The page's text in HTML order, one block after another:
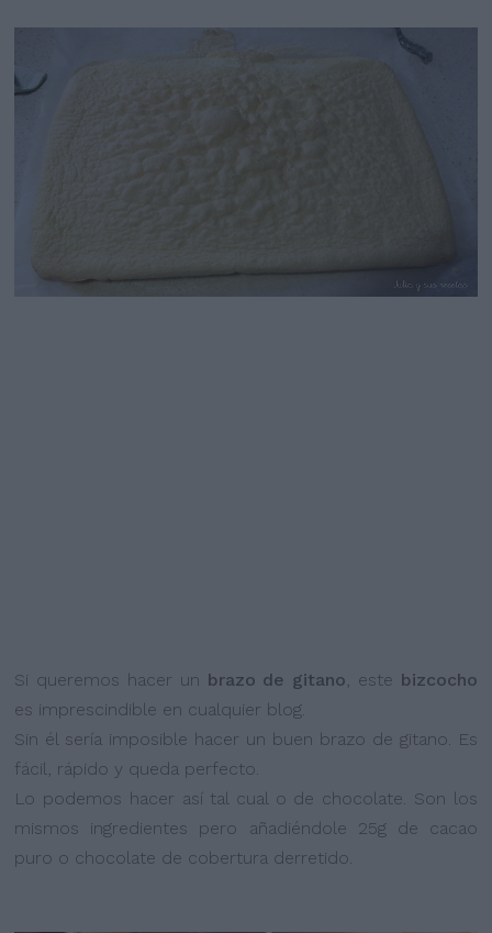
Si queremos hacer un brazo de gitano, este bizcocho
es imprescindible en cualquier blog.
Sin él sería imposible hacer un buen brazo de gitano. Es
fácil, rápido y queda perfecto.
Lo podemos hacer así tal cual o de chocolate. Son los
mismos ingredientes pero añadiéndole 25g de cacao
puro o chocolate de cobertura derretido.